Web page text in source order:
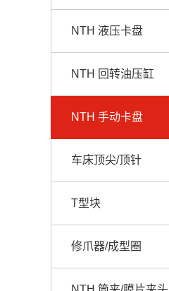
NTH 液压卡盘
NTH 回转油压缸
NTH 手动卡盘
车床顶尖/顶针
T型块
修爪器/成型圈